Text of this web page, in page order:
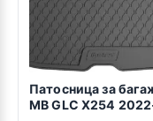
Патосница за
MB GLC X254